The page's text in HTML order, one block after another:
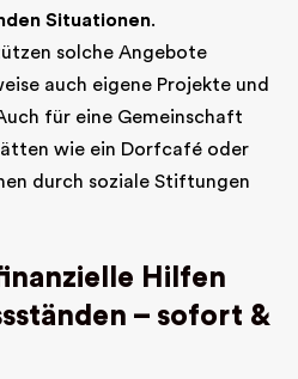
Situationen.
solche Angebote
auch eigene Projekte und
für eine Gemeinschaft
wie ein Dorfcafé oder
durch soziale Stiftungen
Hilfen
– sofort &